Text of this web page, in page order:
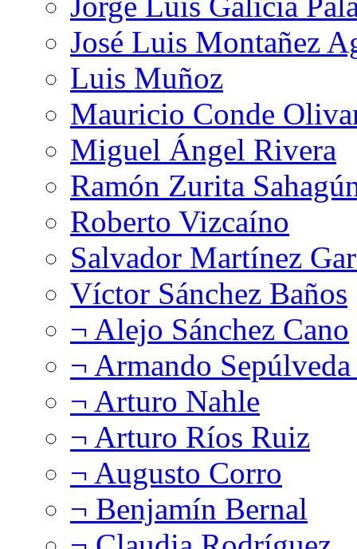
José Luis Montañez
Luis Muñoz
Mauricio Conde
Miguel Ángel Rivera
Ramón Zurita
Roberto Vizcaíno
Salvador Martínez
Víctor Sánchez Baños
¬ Alejo Sánchez Cano
¬ Armando
¬ Arturo Nahle
¬ Arturo Ríos Ruiz
¬ Augusto Corro
¬ Benjamín Bernal